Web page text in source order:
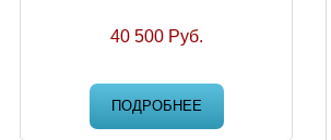
40 500 Руб.
ПОДРОБНЕЕ